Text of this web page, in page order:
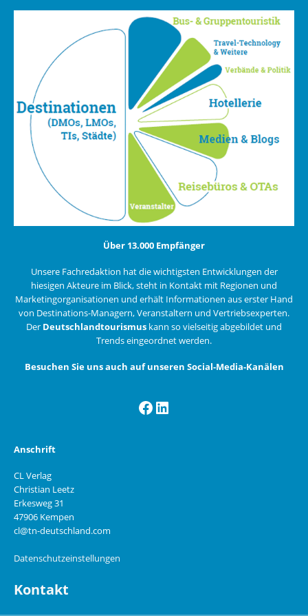
Über 13.000 Empfänger
Unsere Fachredaktion hat die wichtigsten Entwicklungen der
hiesigen Akteure im Blick, steht in Kontakt mit Regionen und
Marketingorganisationen und erhält Informationen aus erster Hand
von Destinations-Managern, Veranstaltern und Vertriebsexperten.
Der Deutschlandtourismus kann so vielseitig abgebildet und
Trends eingeordnet werden.
Besuchen Sie uns auch auf unseren Social-Media-Kanälen
Facebook
LinkedIn
Anschrift
CL Verlag
Christian Leetz
Erkesweg 31
47906 Kempen
cl@tn-deutschland.com
Datenschutzeinstellungen
Kontakt